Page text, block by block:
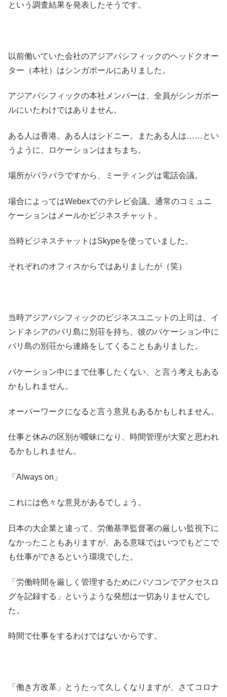
という調査結果を発表したそうです。
以前働いていた会社のアジアパシフィックのヘッドクオー
ター（本社）はシンガポールにありました。
アジアパシフィックの本社メンバーは、全員がシンガポー
ルにいたわけではありません。
ある人は香港。ある人はシドニー。またある人は……とい
うように、ロケーションはまちまち。
場所がバラバラですから、ミーティングは電話会議。
場合によってはWebexでのテレビ会議。通常のコミュニ
ケーションはメールかビジネスチャット。
当時ビジネスチャットはSkypeを使っていました。
それぞれのオフィスからではありましたが（笑）
当時アジアパシフィックのビジネスユニットの上司は、イ
ンドネシアのバリ島に別荘を持ち、彼のバケーション中に
バリ島の別荘から連絡をしてくることもありました。
バケーション中にまで仕事したくない、と言う考えもある
かもしれません。
オーバーワークになると言う意見もあるかもしれません。
仕事と休みの区別が曖昧になり、時間管理が大変と思われ
るかもしれません。
「Always on」
これには色々な意見があるでしょう。
日本の大企業と違って、労働基準監督署の厳しい監視下に
なかったこともありますが、ある意味ではいつでもどこで
も仕事ができるという環境でした。
「労働時間を厳しく管理するためにパソコンでアクセスロ
グを記録する」というような発想は一切ありませんでし
た。
時間で仕事をするわけではないからです。
「働き方改革」とうたって久しくなりますが、さてコロナ